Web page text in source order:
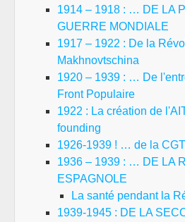
1914 – 1918 : … DE LA
GUERRE MONDIALE
1917 – 1922 : De la
Makhnovtschina
1920 – 1939 : … De
Front Populaire
1922 : La création de
founding
1926-1939 ! … de la
1936 – 1939 : … DE LA
ESPAGNOLE
La santé pendant la
1939-1945 : DE LA